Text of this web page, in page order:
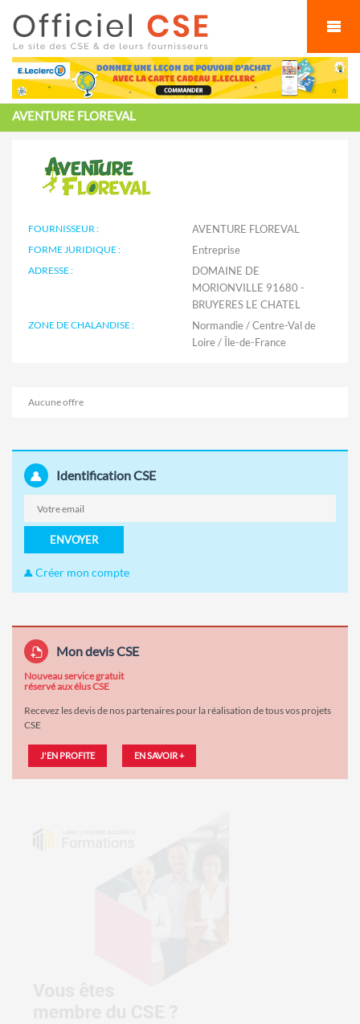
AVENTURE FLOREVAL
FOURNISSEUR : AVENTURE FLOREVAL
FORME JURIDIQUE : Entreprise
ADRESSE :
DOMAINE DE
MORIONVILLE 91680 -
BRUYERES LE CHATEL
ZONE DE CHALANDISE :
Normandie / Centre-Val de
Loire / Île-de-France
Aucune offre
Identification CSE
ENVOYER
Créer mon compte
Mon devis CSE
Nouveau service gratuit
réservé aux élus CSE
Recevez les devis de nos partenaires pour la réalisation de tous vos projets
CSE
J'EN PROFITE EN SAVOIR +